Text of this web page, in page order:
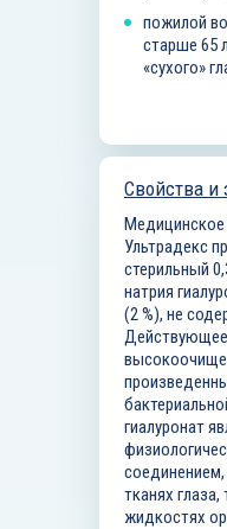
пожилой
старше 65
«сухого»
Свойства и
Медицинское
Ультрадекс
стерильный
натрия
(2 %), не
гиалуронат
тканях глаза,
жидкостях